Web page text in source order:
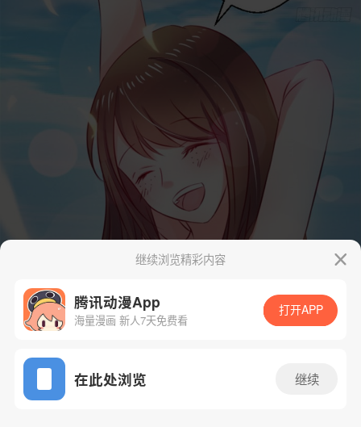
App免费看
继续浏览精彩内容
腾讯动漫App
海量漫画 新人7天免费看
打开APP
在此处浏览 继续